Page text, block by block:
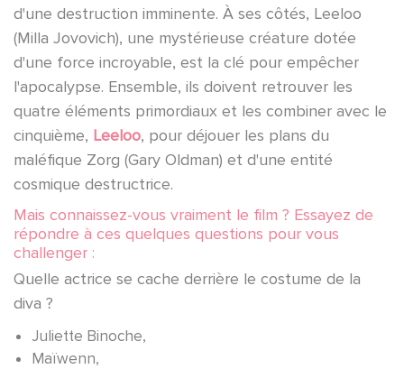
d'une destruction imminente. À ses côtés, Leeloo
(Milla Jovovich), une mystérieuse créature dotée
d'une force incroyable, est la clé pour empêcher
l'apocalypse. Ensemble, ils doivent retrouver les
quatre éléments primordiaux et les combiner avec le
cinquième, Leeloo, pour déjouer les plans du
maléfique Zorg (Gary Oldman) et d'une entité
cosmique destructrice.
Mais connaissez-vous vraiment le film ? Essayez de
répondre à ces quelques questions pour vous
challenger :
Quelle actrice se cache derrière le costume de la
diva ?
Juliette Binoche,
Maïwenn,